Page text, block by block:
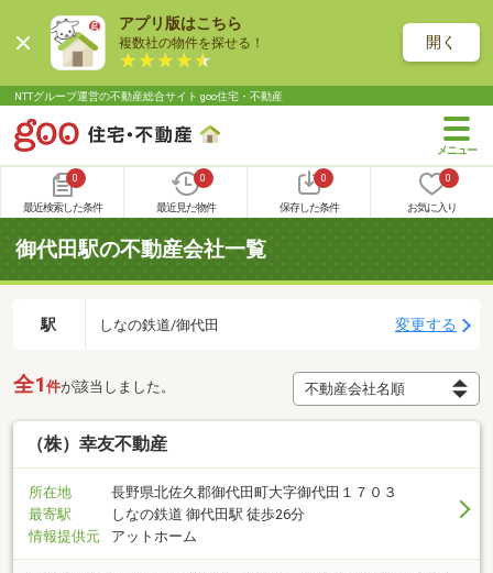
アプリ版はこちら
複数社の物件を探せる！ 開く
NTTグループ運営の不動産総合サイト goo住宅・不動産
0
最近検索した条件
0
最近見た物件
0
保存した条件
0
お気に入り
御代田駅の不動産会社一覧
駅 しなの鉄道/御代田 変更する
全1 件が該当しました。
（株）幸友不動産
所在地
長野県北佐久郡御代田町大字御代田１７０３
最寄駅
しなの鉄道 御代田駅 徒歩26分
情報提供元
アットホーム